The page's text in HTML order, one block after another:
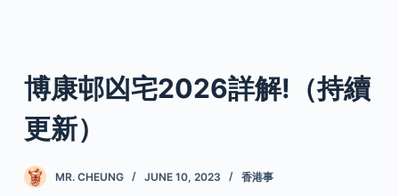
博康邨凶宅2026詳解!（持續
更新）
MR. CHEUNG JUNE 10, 2023 香港事